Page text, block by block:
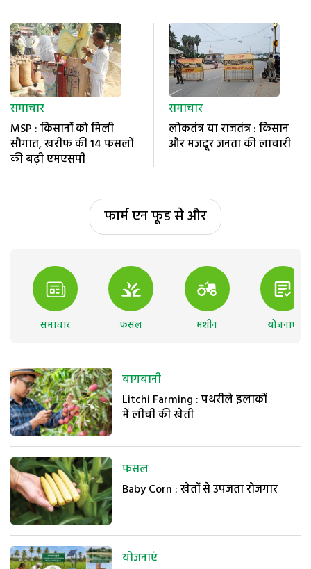
समाचार
MSP : किसानों को मिली
सौगात, खरीफ की 14 फसलों
की बढ़ी एमएसपी
समाचार
लोकतंत्र या राजतंत्र : किसान
और मजदूर जनता की लाचारी
फार्म एन फूड से और
समाचार फसल मशीन योजनाएं
बागबानी
Litchi Farming : पथरीले इलाकों
में लीची की खेती
फसल
Baby Corn : खेतों से उपजता रोजगार
योजनाएं